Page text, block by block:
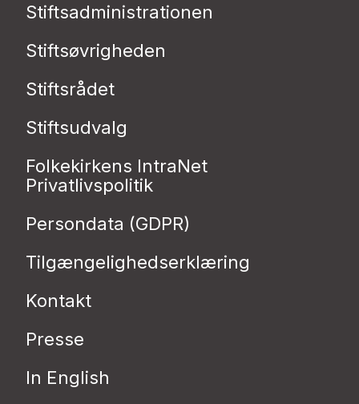
Stiftsadministrationen
Stiftsøvrigheden
Stiftsrådet
Stiftsudvalg
Folkekirkens IntraNet
Privatlivspolitik
Persondata (GDPR)
Tilgængelighedserklæring
Kontakt
Presse
In English